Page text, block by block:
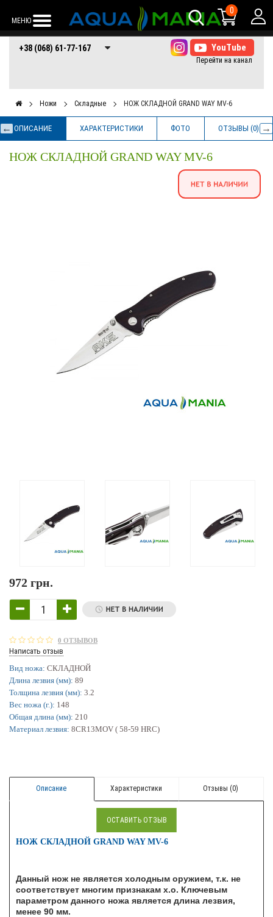
МЕНЮ
0
+38 (068) 61-77-
167
+38 (066) 61-77-+38 (073) 61-77-
167
+38 (068) 61-77-167
Ножи Складные НОЖ СКЛАДНОЙ GRAND WAY MV-6
ОПИСАНИЕ ХАРАКТЕРИСТИКИ ФОТО ОТЗЫВЫ (0)
НОЖ СКЛАДНОЙ GRAND WAY MV-6
972 грн.
0 ОТЗЫВОВ
Написать отзыв
Вид ножа: СКЛАДНОЙ
Длина лезвия (мм): 89
Толщина лезвия (мм): 3.2
Вес ножа (г.): 148
Общая длина (мм): 210
Материал лезвия: 8CR13MOV ( 58-59 HRC)
ОСТАВИТЬ ОТЗЫВ
Описание Характеристики Отзывы (0)
НОЖ СКЛАДНОЙ GRAND WAY MV-6
Данный нож не является холодным оружием, т.к. не
соответствует многим признакам х.о. Ключевым
параметром данного ножа является длина лезвия,
менее 90 мм.